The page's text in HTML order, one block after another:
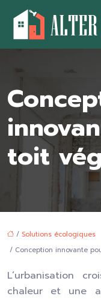
toit
/ Solutions écologiques
/ Conception innovante
L’urbanisation
chaleur et une